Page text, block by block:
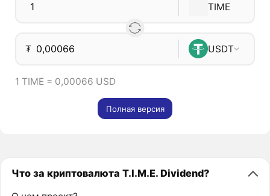
TIME
₮ USDT
1 TIME = 0,00066 USD
Полная версия
Что за криптовалюта T.I.M.E. Dividend?